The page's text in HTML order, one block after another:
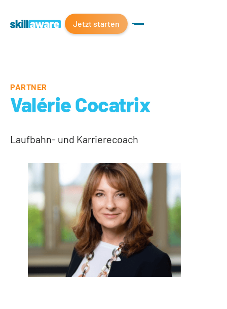
Jetzt starten
PARTNER
Valérie Cocatrix
Laufbahn- und Karrierecoach